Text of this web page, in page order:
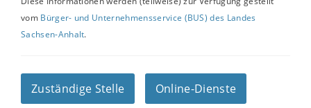
vom Bürger- und Unternehmensservice (BUS) des Landes
Sachsen-Anhalt.
Zuständige Stelle
Online-Dienste